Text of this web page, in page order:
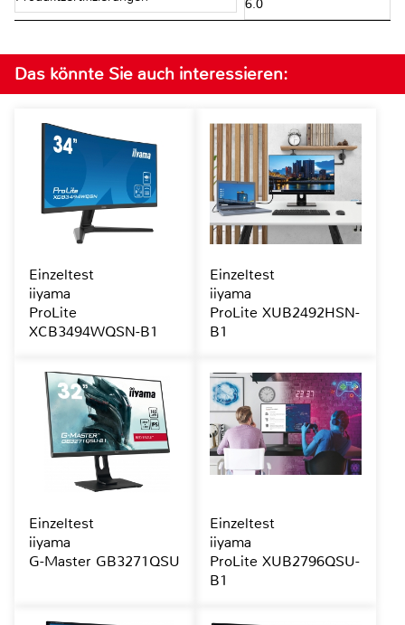
6.0
Das könnte Sie auch interessieren:
Einzeltest
iiyama
ProLite
XCB3494WQSN-B1
Einzeltest
iiyama
ProLite XUB2492HSN-
B1
Einzeltest
iiyama
G-Master GB3271QSU
Einzeltest
iiyama
ProLite XUB2796QSU-
B1